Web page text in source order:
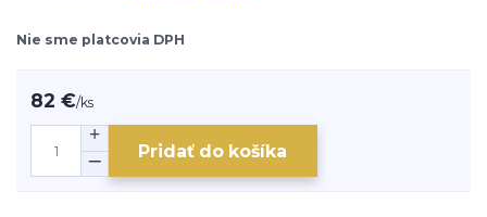
Nie sme platcovia DPH
82 €/ks
Pridať do košíka